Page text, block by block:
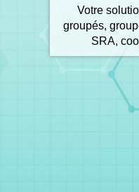
Votre
groupés,
SRA,